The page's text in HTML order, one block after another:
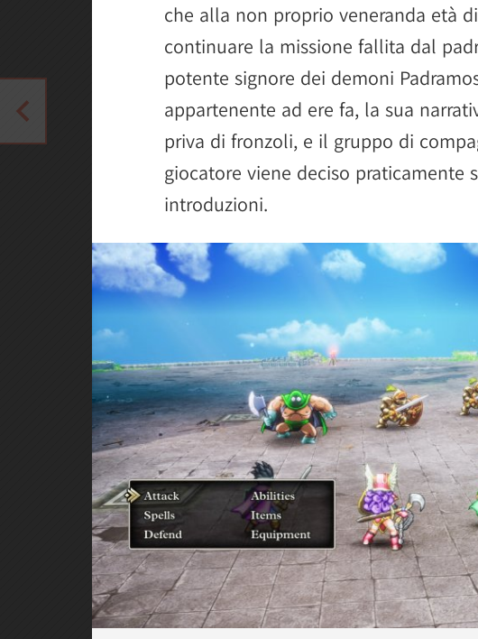
che alla non proprio veneranda età
continuare la missione fallita dal
potente signore dei demoni
appartenente ad ere fa, la sua
priva di fronzoli, e il gruppo di
giocatore viene deciso praticamente
introduzioni.